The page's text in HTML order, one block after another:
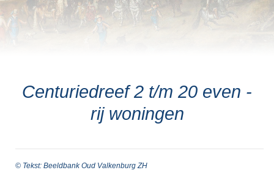
Centuriedreef 2 t/m 20 even -
rij woningen
© Tekst: Beeldbank Oud Valkenburg ZH